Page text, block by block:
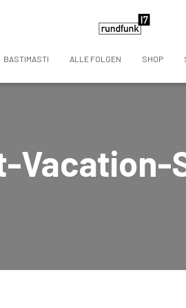
BASTIMASTI ALLE FOLGEN SHOP
Vacation-